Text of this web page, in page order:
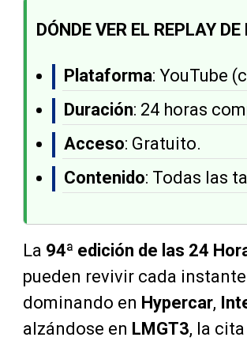
DÓNDE VER EL REPLAY
Plataforma: YouTube
Duración: 24 horas
Acceso: Gratuito.
Contenido: Todas las
La 94ª edición de las 24
pueden revivir cada instante
dominando en Hypercar,
alzándose en LMGT3, la